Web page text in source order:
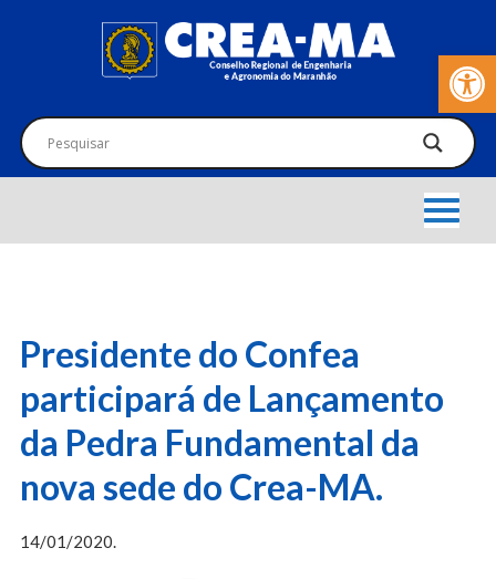
Barra de
Presidente do Confea
participará de Lançamento
da Pedra Fundamental da
nova sede do Crea-MA.
14/01/2020.